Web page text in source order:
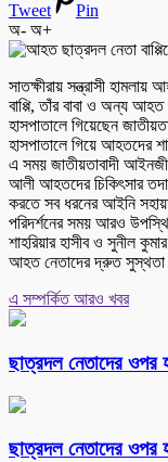
Tweet
Pin
অ- অ+
সাতক্ষীরায় সন্ত্রাসী
বাপ্পি, তাঁর বাবা ও অন্য আহত
হাসপাতালে গিয়েছেন
হাসপাতালে গিয়ে আহতদের
এ সময় জাতীয়তাবাদী
আলী আহতদের চিকিৎসার
করতে সব ধরনের আইনি
পরিদর্শনের সময় আরও
শাহরিয়ার হাসীব ও সুনীল
আহত নেতাদের দ্রুত সুস্থতা
এ সম্পর্কিত আরও খবর
ছাত্রদল নেতাদের ওপর
ছাত্রদল নেতাদের ওপর